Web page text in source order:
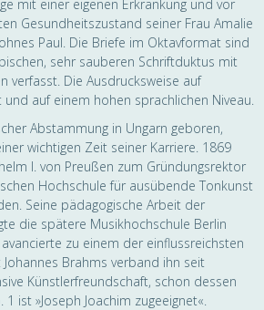
mit einer eigenen Erkrankung und vor
Gesundheitszustand seiner Frau Amalie
Paul. Die Briefe im Oktavformat sind
sehr sauberen Schriftduktus mit
verfasst. Die Ausdrucksweise auf
und auf einem hohen sprachlichen Niveau.
Abstammung in Ungarn geboren,
wichtigen Zeit seiner Karriere. 1869
I. von Preußen zum Gründungsrektor
Hochschule für ausübende Tonkunst
Seine pädagogische Arbeit der
die spätere Musikhochschule Berlin
zu einem der einflussreichsten
Brahms verband ihn seit
Künstlerfreundschaft, schon dessen
ist »Joseph Joachim zugeeignet«.